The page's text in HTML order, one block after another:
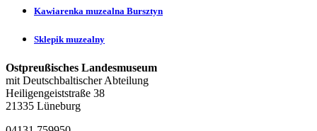
Kawiarenka muzealna Bursztyn
Sklepik muzealny
Ostpreußisches Landesmuseum
mit Deutschbaltischer Abteilung
Heiligengeiststraße 38
21335 Lüneburg